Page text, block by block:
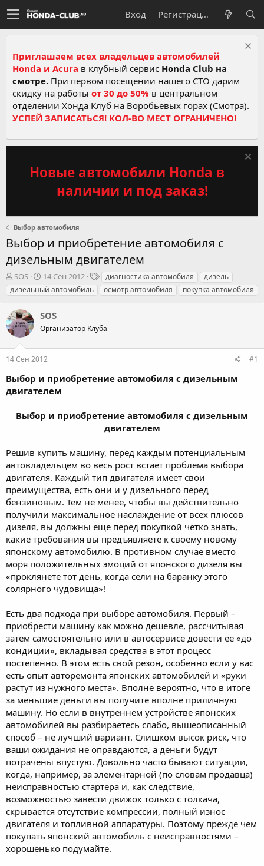
Вход Регистрация
Приглашаем всех владельцев автомобилей
Honda и Acura в клубный сервис Honda Club на
смотре. При первом посещении нашего СТО дарим
скидку на работы от 30 до 50% в центральном
отделении Хонда Клуб на Воробьевых горах (Смотра).
УСПЕЙ ЗАПИСАТЬСЯ! КОЛ-ВО МЕСТ ОГРАНИЧЕНО!
Новые автомобили Honda в
наличии и под заказ!
Выбор автомобиля
Выбор и приобретение автомобиля с
дизельным двигателем
А
в
т
о
р
т
е
м
ы
SOS
Д
а
т
н
а
а
л
14 Сен 2012
Т
е
г
диагностика автомобиля
дизель
дизельный автомобиль
осмотр автомобиля покупка автомобиля
SOS
Организатор Клуба
14 Сен 2012 #1
Выбор и приобретение автомобиля с дизельным
двигателем
Выбор и приобретение автомобиля с дизельным
двигателем​
Решив купить машину, перед каждым потенциальным
автовладельцем во весь рост встает проблема выбора
двигателя. Каждый тип двигателя имеет свои
преимущества, есть они и у дизельного перед
бензиновым. Тем не менее, чтобы вы действительно
получили максимальное наслаждение от всех плюсов
дизеля, вы должны еще перед покупкой чётко знать,
какие требования вы предъявляете к своему новому
японскому автомобилю. В противном случае вместо
моря положительных эмоций от японского дизеля вы
«проклянете тот день, когда сели на баранку этого
солярного чудовища»!
Есть два подхода при выборе автомобиля. Первый –
приобрести машину как можно дешевле, рассчитывая
затем самостоятельно или в автосервисе довести ее «до
кондиции», вкладывая средства в этот процесс
постепенно. В этом есть свой резон, особенно если у вас
есть опыт авторемонта японских автомобилей и «руки
растут из нужного места». Вполне вероятно, что в итоге
за меньшие деньги вы получите вполне приличную
машину. Но если в внутреннем устройстве японских
автомобилей вы разбираетесь слабо, вышеописанный
способ – не лучший вариант. Слишком высок риск, что
ваши ожидания не оправдаются, а деньги будут
потрачены впустую. Довольно часто бывают ситуации,
когда, например, за элементарной (по словам продавца)
неисправностью стартера и, как следствие,
возможностью завести движок только с толкача,
скрывается отсутствие компрессии, полный износ
двигателя и топливной аппаратуры. Поэтому прежде чем
покупать японский автомобиль с неисправностями –
хорошенько подумайте.